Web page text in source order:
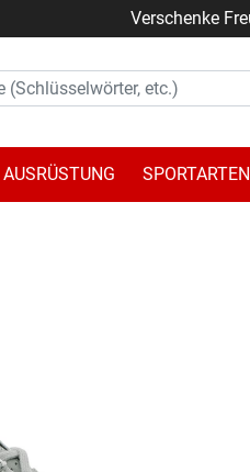
Verschenke
AUSRÜSTUNG SPORTARTEN